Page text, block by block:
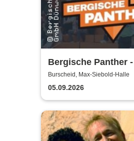
Bergische Panther
Leutershausen |
Halle
Burscheid, Max-Siebold-Halle
05.09.2026